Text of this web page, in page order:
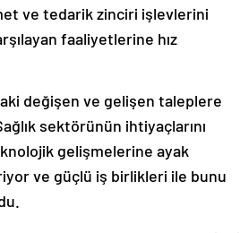
ve tedarik zinciri işlevlerini
faaliyetlerine hız
değişen ve gelişen taleplere
sektörünün ihtiyaçlarını
gelişmelerine ayak
ve güçlü iş birlikleri ile bunu